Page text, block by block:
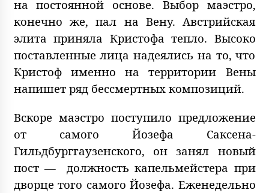
на постоянной основе. Выбор маэстро,
конечно же, пал на Вену. Австрийская
элита приняла Кристофа тепло. Высоко
поставленные лица надеялись на то, что
Кристоф именно на территории Вены
напишет ряд бессмертных композиций.
Вскоре маэстро поступило предложение
от самого Йозефа Саксена-
Гильдбурггаузенского, он занял новый
пост — должность капельмейстера при
дворце того самого Йозефа. Еженедельно